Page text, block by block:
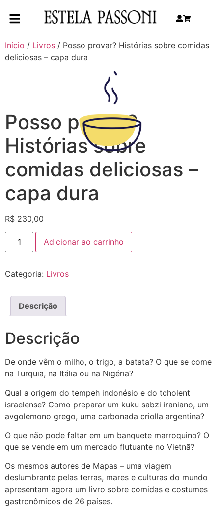
Início / Livros / Posso provar? Histórias sobre comidas
deliciosas – capa dura
Posso provar?
Histórias sobre
comidas deliciosas –
capa dura
R$ 230,00
Adicionar ao carrinho
Categoria: Livros
Descrição
Descrição
De onde vêm o milho, o trigo, a batata? O que se come
na Turquia, na Itália ou na Nigéria?
Qual a origem do tempeh indonésio e do tcholent
israelense? Como preparar um kuku sabzi iraniano, um
avgolemono grego, uma carbonada criolla argentina?
O que não pode faltar em um banquete marroquino? O
que se vende em um mercado flutuante no Vietnã?
Os mesmos autores de Mapas – uma viagem
deslumbrante pelas terras, mares e culturas do mundo
apresentam agora um livro sobre comidas e costumes
gastronômicos de 26 países.